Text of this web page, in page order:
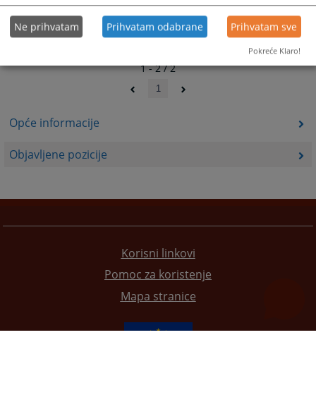
Opće informacije
Objavljene pozicije
changing
dates.
changing
dates.
1 - 2 / 2
1
Korisni linkovi
Pomoc za koristenje
Mapa stranice
Ne prihvatam Prihvatam odabrane Prihvatam sve
Pokreće Klaro!